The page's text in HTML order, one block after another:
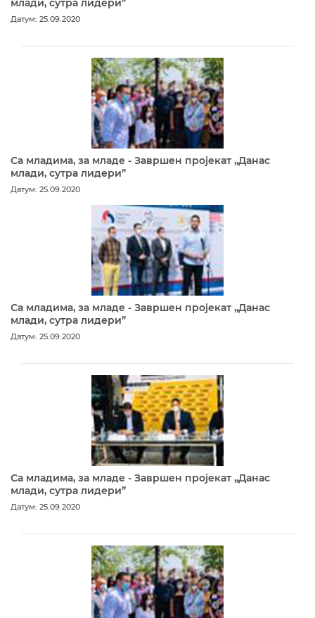
млади, сутра лидери”
Датум: 25.09.2020
Са младима, за младе - Завршен пројекат „Данас
млади, сутра лидери”
Датум: 25.09.2020
Са младима, за младе - Завршен пројекат „Данас
млади, сутра лидери”
Датум: 25.09.2020
Са младима, за младе - Завршен пројекат „Данас
млади, сутра лидери”
Датум: 25.09.2020